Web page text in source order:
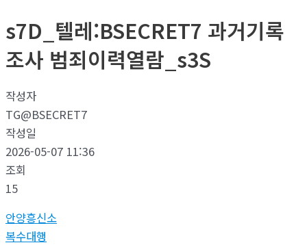
s7D_텔레:BSECRET7 과거기록
조사 범죄이력열람_s3S
작성자
TG@BSECRET7
작성일
2026-05-07 11:36
조회
15
안양흥신소
복수대행